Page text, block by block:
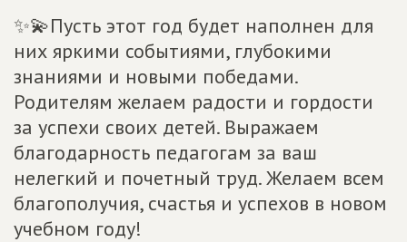
✨💫Пусть этот год будет наполнен для
них яркими событиями, глубокими
знаниями и новыми победами.
Родителям желаем радости и гордости
за успехи своих детей. Выражаем
благодарность педагогам за ваш
нелегкий и почетный труд. Желаем всем
благополучия, счастья и успехов в новом
учебном году!